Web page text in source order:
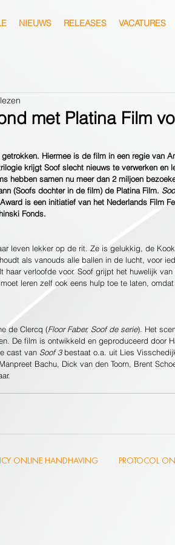
NIEUWS RELEASES VACATURES
met Platina Film
Hiermee is de film in een regie van
krijgt Soof slecht nieuws te verwerken en
hebben samen nu meer dan 2 miljoen
(Soofs dochter in de film) de Platina Film.
is een initiatief van het Nederlands Film
Fonds.
leven lekker op de rit. Ze is gelukkig, de
als vanouds alle ballen in de lucht, voor
verloofde voor. Soof grijpt het huwelijk
leren zelf ook eens hulp toe te laten,
de Clercq (Floor Faber, Soof de serie). Het
De film is ontwikkeld en geproduceerd door
cast van Soof 3 bestaat o.a. uit Lies
Bachu, Dick van den Toorn, Brent
ONLINE HANDHAVING PROTOCOL